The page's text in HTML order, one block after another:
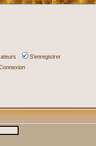
S'enregistrer